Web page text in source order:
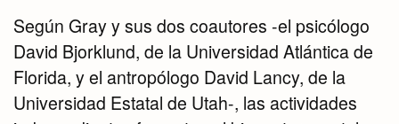
Según Gray y sus dos coautores -el psicólogo
David Bjorklund, de la Universidad Atlántica de
Florida, y el antropólogo David Lancy, de la
Universidad Estatal de Utah-, las actividades